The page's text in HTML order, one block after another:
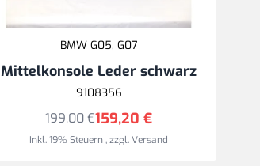
BMW G05, G07
Mittelkonsole Leder schwarz
9108356
159,20 €
199,00 €
Inkl. 19% Steuern,zzgl.Versand